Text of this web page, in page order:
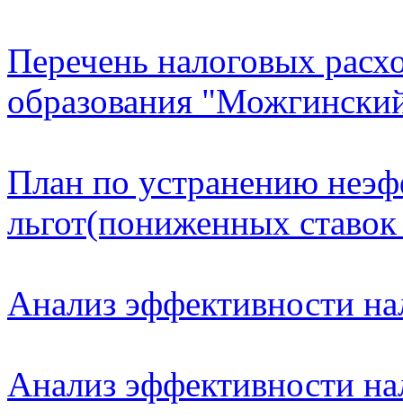
Перечень налоговых
образования
План по устранению
льгот(пониженных
Анализ эффективности
Анализ эффективности